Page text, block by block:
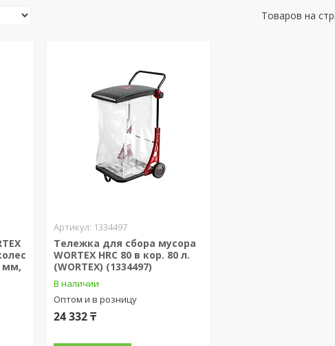
мм,
1334497
Тележка для сбора мусора
WORTEX HRC 80 в кор. 80 л.
(WORTEX) (1334497)
В наличии
Оптом и в розницу
24 332 ₸